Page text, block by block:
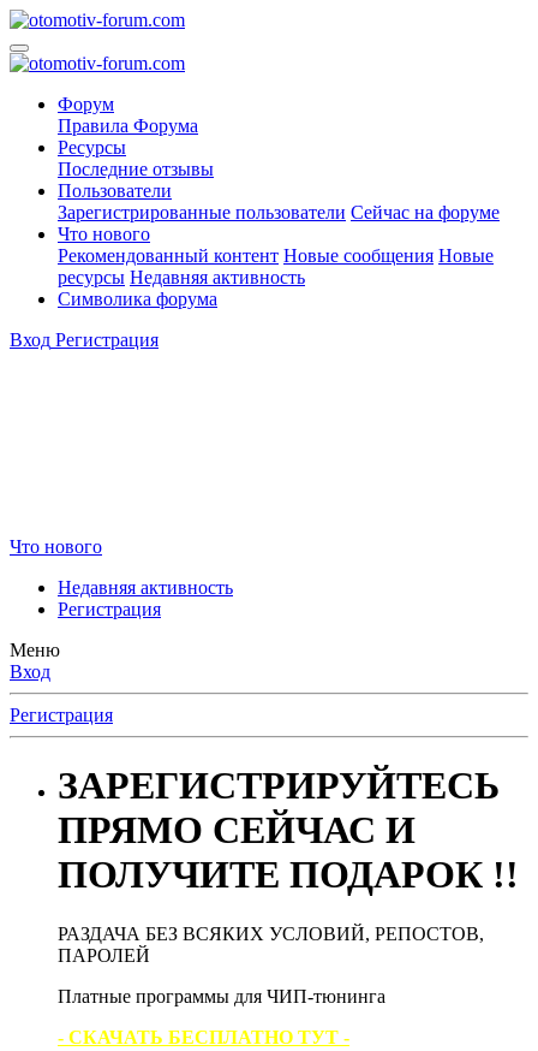
Форум
Правила Форума
Ресурсы
Последние отзывы
Пользователи
Зарегистрированные пользователи Сейчас на форуме
Что нового
Рекомендованный контент Новые сообщения Новые
ресурсы Недавняя активность
Символика форума
Вход Регистрация
Что нового
Недавняя активность
Регистрация
Меню
Вход
Регистрация
ЗАРЕГИСТРИРУЙТЕСЬ
ПРЯМО СЕЙЧАС И
ПОЛУЧИТЕ ПОДАРОК !!
РАЗДАЧА БЕЗ ВСЯКИХ УСЛОВИЙ, РЕПОСТОВ,
ПАРОЛЕЙ
Платные программы для ЧИП-тюнинга
- СКАЧАТЬ БЕСПЛАТНО ТУТ -